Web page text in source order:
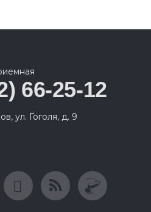
66-25-12
ул. Гоголя, д. 9